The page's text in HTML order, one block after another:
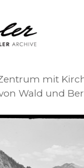
KESSLER
mit
Wald und